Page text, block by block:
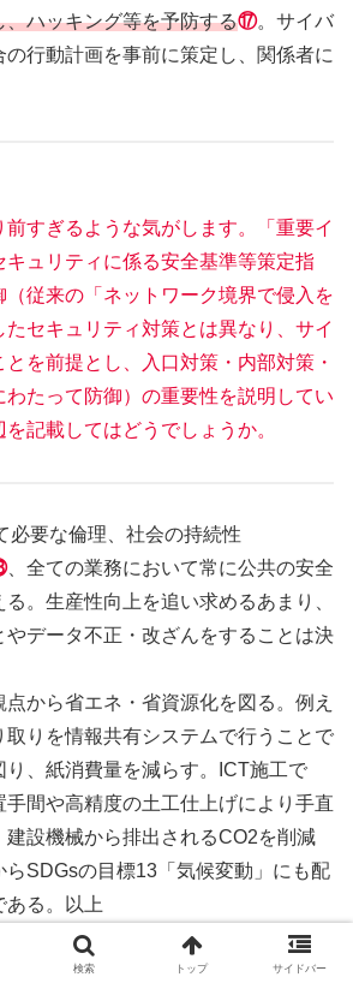
、ハッキング等を予防する⑰。サイバ
行動計画を事前に策定し、関係者に
すぎるような気がします。「重要イ
キュリティに係る安全基準等策定指
従来の「ネットワーク境界で侵入を
たセキュリティ対策とは異なり、サイ
を前提とし、入口対策・内部対策・
わたって防御）の重要性を説明してい
記載してはどうでしょうか。
必要な倫理、社会の持続性
、全ての業務において常に公共の安全
。生産性向上を追い求めるあまり、
やデータ不正・改ざんをすることは決
から省エネ・省資源化を図る。例え
取りを情報共有システムで行うことで
り、紙消費量を減らす。ICT施工で
手間や高精度の土工仕上げにより手直
建設機械から排出されるCO2を削減
らSDGsの目標13「気候変動」にも配
ある。以上
検索 トップ サイドバー